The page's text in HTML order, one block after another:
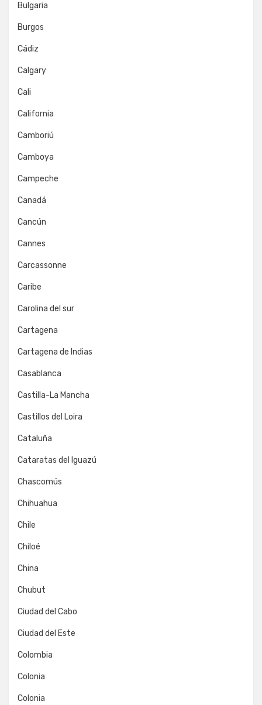
Bulgaria
Burgos
Cádiz
Calgary
Cali
California
Camboriú
Camboya
Campeche
Canadá
Cancún
Cannes
Carcassonne
Caribe
Carolina del sur
Cartagena
Cartagena de Indias
Casablanca
Castilla-La Mancha
Castillos del Loira
Cataluña
Cataratas del Iguazú
Chascomús
Chihuahua
Chile
Chiloé
China
Chubut
Ciudad del Cabo
Ciudad del Este
Colombia
Colonia
Colonia